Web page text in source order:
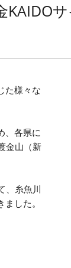
KAIDO
た様々な
、各県に
金山（新
、糸魚川
した。